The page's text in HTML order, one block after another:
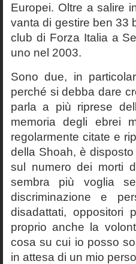
Europei. Oltre a salire
vanta di gestire ben 33
club di Forza Italia a
uno nel 2003.
Sono due, in
perché si debba dare
parla a più riprese
memoria degli ebrei
regolarmente citate e
della Shoah, è
sul numero dei morti
sembra più voglia
discriminazione e
disadattati,
proprio anche la
cosa su cui io posso
in attesa di un mio